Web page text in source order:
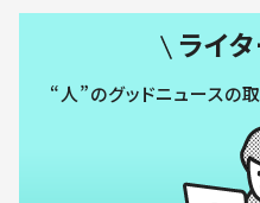
ライタ
“人”のグッドニュースの